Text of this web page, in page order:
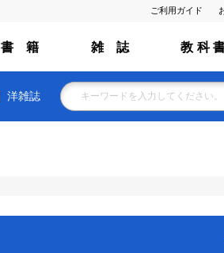
ご利用ガイド
書 籍 雑 誌 教 科
洋雑誌